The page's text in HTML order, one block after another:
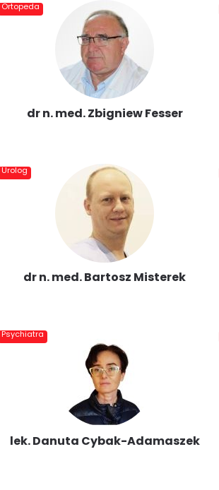
Ortopeda
dr n. med. Zbigniew Fesser
Urolog
dr n. med. Bartosz Misterek
Psychiatra
lek. Danuta Cybak-Adamaszek